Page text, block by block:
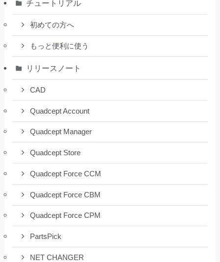
チュートリアル
初めての方へ
もっと便利に使う
リリースノート
CAD
Quadcept Account
Quadcept Manager
Quadcept Store
Quadcept Force CCM
Quadcept Force CBM
Quadcept Force CPM
PartsPick
NET CHANGER